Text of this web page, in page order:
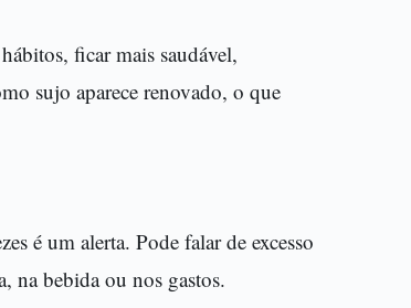
ficar mais saudável,
sujo aparece renovado, o que
é um alerta. Pode falar de excesso
na bebida ou nos gastos.